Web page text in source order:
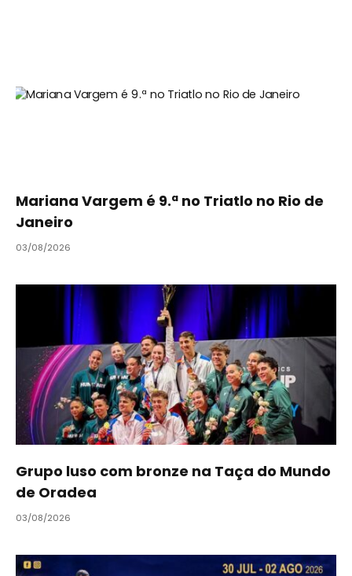
Mariana Vargem é 9.ª no Triatlo no Rio de
Janeiro
03/08/2026
Grupo luso com bronze na Taça do Mundo
de Oradea
03/08/2026